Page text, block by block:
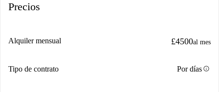
Precios
Alquiler mensual £4500al mes
Tipo de contrato Por díasinfo